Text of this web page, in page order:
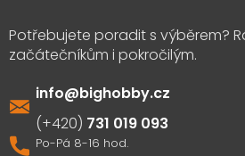
info@bighobby.cz
731 019 093